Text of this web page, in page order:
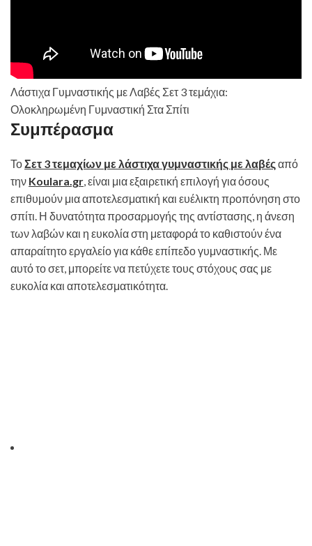
Λάστιχα Γυμναστικής με Λαβές Σετ 3 τεμάχια:
Ολοκληρωμένη Γυμναστική Στα Σπίτι
Συμπέρασμα
ΤοΣετ 3 τεμαχίων με λάστιχα γυμναστικής με λαβέςαπό
την Koulara.gr, είναι μια εξαιρετική επιλογή για όσους
επιθυμούν μια αποτελεσματική και ευέλικτη προπόνηση στο
σπίτι. Η δυνατότητα προσαρμογής της αντίστασης, η άνεση
των λαβών και η ευκολία στη μεταφορά το καθιστούν ένα
απαραίτητο εργαλείο για κάθε επίπεδο γυμναστικής. Με
αυτό το σετ, μπορείτε να πετύχετε τους στόχους σας με
ευκολία και αποτελεσματικότητα.